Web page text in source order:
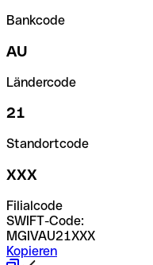
Bankcode
AU
Ländercode
21
Standortcode
XXX
Filialcode
SWIFT-Code:
MGIVAU21XXX
Kopieren